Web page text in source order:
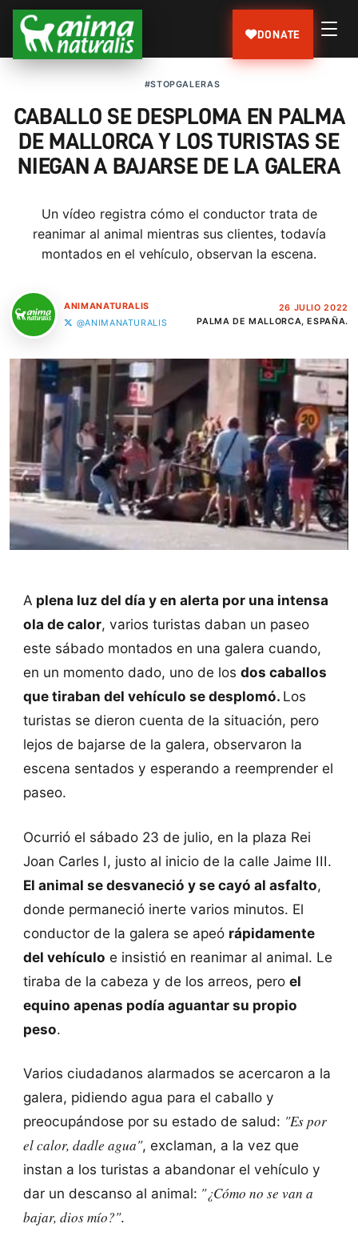
DONATE
#STOPGALERAS
CABALLO SE DESPLOMA EN PALMA
DE MALLORCA Y LOS TURISTAS SE
NIEGAN A BAJARSE DE LA GALERA
Un vídeo registra cómo el conductor trata de
reanimar al animal mientras sus clientes, todavía
montados en el vehículo, observan la escena.
ANIMANATURALIS
@ANIMANATURALIS
26 JULIO 2022
PALMA DE MALLORCA, ESPAÑA.
A plena luz del día y en alerta por una intensa
ola de calor, varios turistas daban un paseo
este sábado montados en una galera cuando,
en un momento dado, uno de los dos caballos
que tiraban del vehículo se desplomó. Los
turistas se dieron cuenta de la situación, pero
lejos de bajarse de la galera, observaron la
escena sentados y esperando a reemprender el
paseo.
Ocurrió el sábado 23 de julio, en la plaza Rei
Joan Carles I, justo al inicio de la calle Jaime III.
El animal se desvaneció y se cayó al asfalto,
donde permaneció inerte varios minutos. El
conductor de la galera se apeó rápidamente
del vehículo e insistió en reanimar al animal. Le
tiraba de la cabeza y de los arreos, pero el
equino apenas podía aguantar su propio
peso.
Varios ciudadanos alarmados se acercaron a la
galera, pidiendo agua para el caballo y
preocupándose por su estado de salud: "Es por
el calor, dadle agua", exclaman, a la vez que
instan a los turistas a abandonar el vehículo y
dar un descanso al animal: "¿Cómo no se van a
bajar, dios mío?".